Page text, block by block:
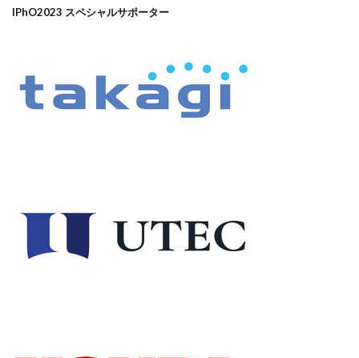
IPhO2023 スペシャルサポーター